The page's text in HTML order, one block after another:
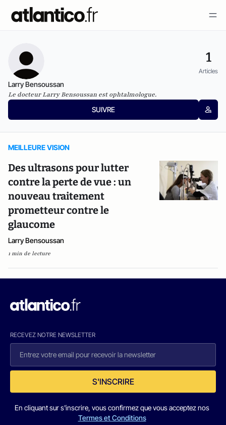
1
Articles
Larry Bensoussan
Le docteur Larry Bensoussan est ophtalmologue.
SUIVRE
MEILLEURE VISION
Des ultrasons pour lutter
contre la perte de vue : un
nouveau traitement
prometteur contre le
glaucome
Larry Bensoussan
1 min de lecture
RECEVEZ NOTRE NEWSLETTER
S'INSCRIRE
En cliquant sur s'inscrire, vous confirmez que vous acceptez nos
Termes et Conditions